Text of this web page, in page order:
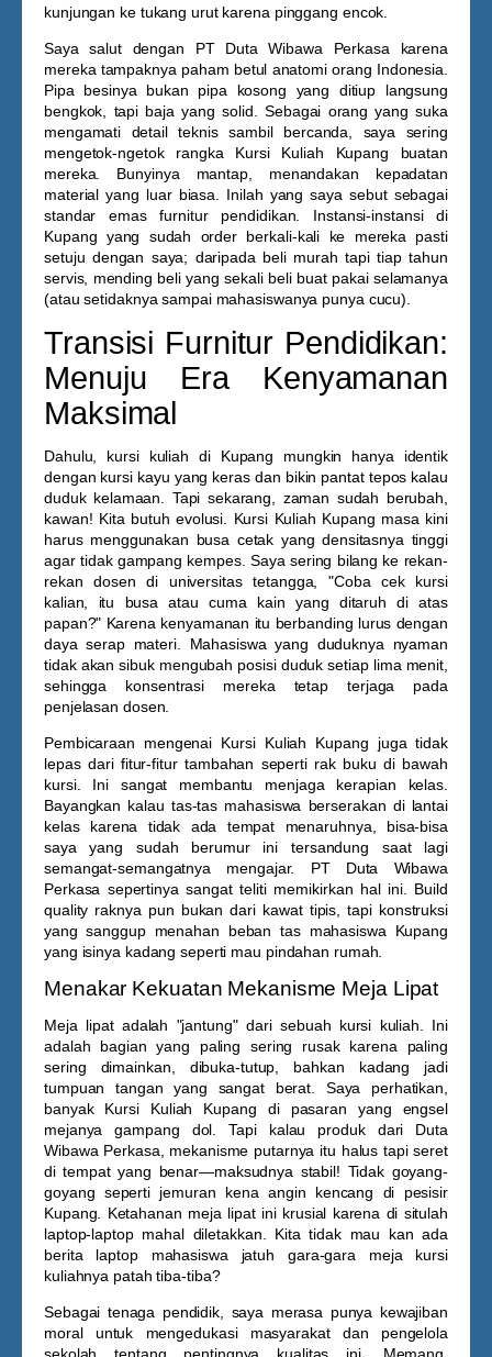
kunjungan ke tukang urut karena pinggang encok.
Saya salut dengan PT Duta Wibawa Perkasa karena
mereka tampaknya paham betul anatomi orang Indonesia.
Pipa besinya bukan pipa kosong yang ditiup langsung
bengkok, tapi baja yang solid. Sebagai orang yang suka
mengamati detail teknis sambil bercanda, saya sering
mengetok-ngetok rangka Kursi Kuliah Kupang buatan
mereka. Bunyinya mantap, menandakan kepadatan
material yang luar biasa. Inilah yang saya sebut sebagai
standar emas furnitur pendidikan. Instansi-instansi di
Kupang yang sudah order berkali-kali ke mereka pasti
setuju dengan saya; daripada beli murah tapi tiap tahun
servis, mending beli yang sekali beli buat pakai selamanya
(atau setidaknya sampai mahasiswanya punya cucu).
Transisi Furnitur Pendidikan:
Menuju Era Kenyamanan
Maksimal
Dahulu, kursi kuliah di Kupang mungkin hanya identik
dengan kursi kayu yang keras dan bikin pantat tepos kalau
duduk kelamaan. Tapi sekarang, zaman sudah berubah,
kawan! Kita butuh evolusi. Kursi Kuliah Kupang masa kini
harus menggunakan busa cetak yang densitasnya tinggi
agar tidak gampang kempes. Saya sering bilang ke rekan-
rekan dosen di universitas tetangga, "Coba cek kursi
kalian, itu busa atau cuma kain yang ditaruh di atas
papan?" Karena kenyamanan itu berbanding lurus dengan
daya serap materi. Mahasiswa yang duduknya nyaman
tidak akan sibuk mengubah posisi duduk setiap lima menit,
sehingga konsentrasi mereka tetap terjaga pada
penjelasan dosen.
Pembicaraan mengenai Kursi Kuliah Kupang juga tidak
lepas dari fitur-fitur tambahan seperti rak buku di bawah
kursi. Ini sangat membantu menjaga kerapian kelas.
Bayangkan kalau tas-tas mahasiswa berserakan di lantai
kelas karena tidak ada tempat menaruhnya, bisa-bisa
saya yang sudah berumur ini tersandung saat lagi
semangat-semangatnya mengajar. PT Duta Wibawa
Perkasa sepertinya sangat teliti memikirkan hal ini. Build
quality raknya pun bukan dari kawat tipis, tapi konstruksi
yang sanggup menahan beban tas mahasiswa Kupang
yang isinya kadang seperti mau pindahan rumah.
Menakar Kekuatan Mekanisme Meja Lipat
Meja lipat adalah "jantung" dari sebuah kursi kuliah. Ini
adalah bagian yang paling sering rusak karena paling
sering dimainkan, dibuka-tutup, bahkan kadang jadi
tumpuan tangan yang sangat berat. Saya perhatikan,
banyak Kursi Kuliah Kupang di pasaran yang engsel
mejanya gampang dol. Tapi kalau produk dari Duta
Wibawa Perkasa, mekanisme putarnya itu halus tapi seret
di tempat yang benar—maksudnya stabil! Tidak goyang-
goyang seperti jemuran kena angin kencang di pesisir
Kupang. Ketahanan meja lipat ini krusial karena di situlah
laptop-laptop mahal diletakkan. Kita tidak mau kan ada
berita laptop mahasiswa jatuh gara-gara meja kursi
kuliahnya patah tiba-tiba?
Sebagai tenaga pendidik, saya merasa punya kewajiban
moral untuk mengedukasi masyarakat dan pengelola